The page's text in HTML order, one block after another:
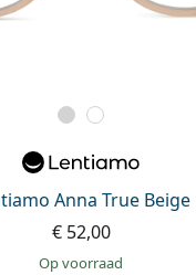
Anna True Beige
€ 52,00
op voorraad